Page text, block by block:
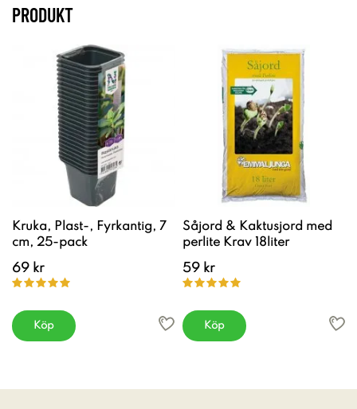
PRODUKT
Kruka, Plast-, Fyrkantig, 7
cm, 25-pack
69 kr
Köp
Såjord & Kaktusjord med
perlite Krav 18liter
59 kr
Köp